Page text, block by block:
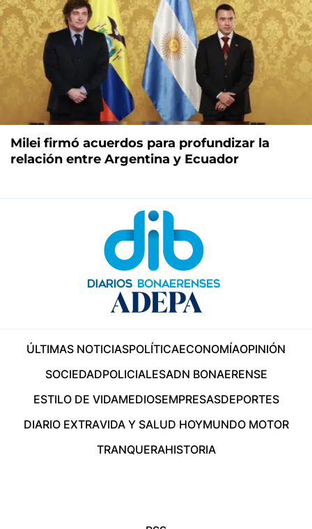
Milei firmó acuerdos para profundizar la
relación entre Argentina y Ecuador
ÚLTIMAS NOTICIASPOLÍTICAECONOMÍAOPINIÓN
SOCIEDADPOLICIALESADN BONAERENSE
ESTILO DE VIDAMEDIOSEMPRESASDEPORTES
DIARIO EXTRAVIDA Y SALUD HOYMUNDO MOTOR
TRANQUERAHISTORIA